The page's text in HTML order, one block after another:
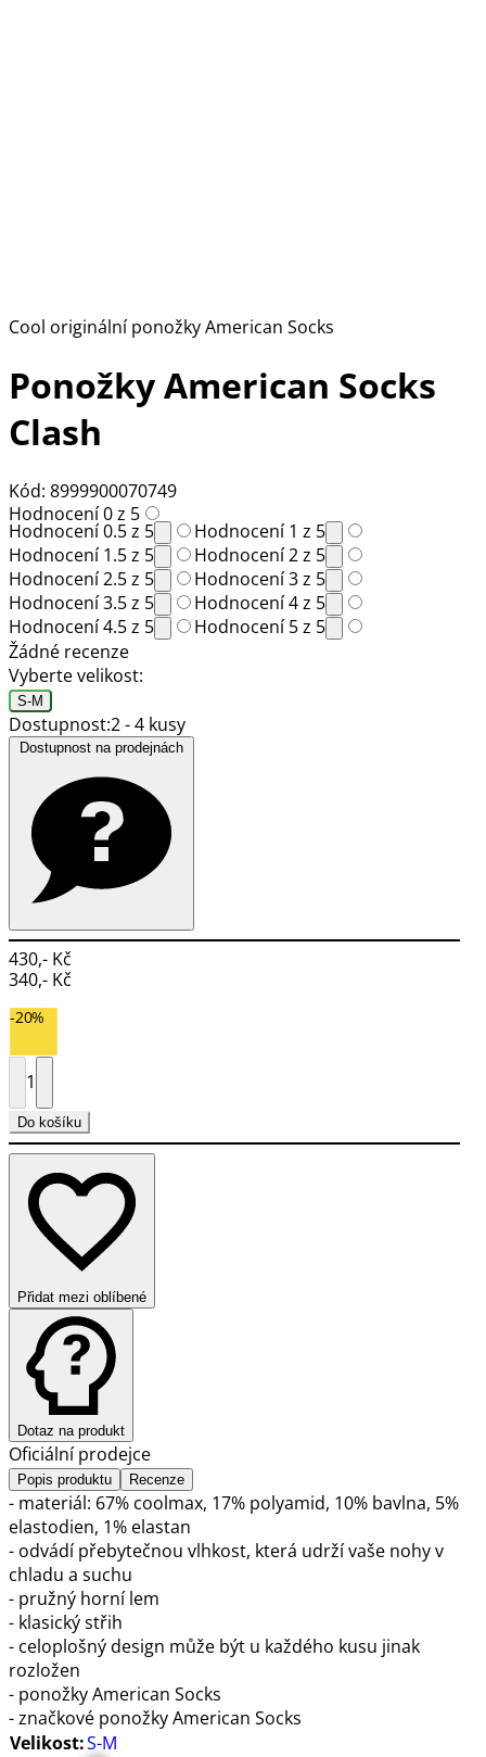
Cool originální ponožky American Socks
Ponožky American Socks
Clash
Kód: 8999900070749
Hodnocení 0 z 5
Hodnocení 0.5 z 5
Hodnocení 1 z 5
Hodnocení 1.5 z 5
Hodnocení 2 z 5
Hodnocení 2.5 z 5
Hodnocení 3 z 5
Hodnocení 3.5 z 5
Hodnocení 4 z 5
Hodnocení 4.5 z 5
Hodnocení 5 z 5
Žádné recenze
Vyberte velikost:
S-M
Dostupnost:2 - 4 kusy
430,- Kč
340,- Kč
-20%
1
Do košíku
Přidat mezi oblíbené
Dotaz na produkt
Oficiální prodejce
Popis produktu Recenze
- materiál: 67% coolmax, 17% polyamid, 10% bavlna, 5%
elastodien, 1% elastan
- odvádí přebytečnou vlhkost, která udrží vaše nohy v
chladu a suchu
- pružný horní lem
- klasický střih
- celoplošný design může být u každého kusu jinak
rozložen
- ponožky American Socks
- značkové ponožky American Socks
Velikost:S-M